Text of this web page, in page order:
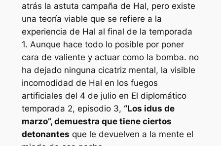
atrás la astuta campaña de Hal, pero existe
una teoría viable que se refiere a la
experiencia de Hal al final de la temporada
1. Aunque hace todo lo posible por poner
cara de valiente y actuar como la bomba. no
ha dejado ninguna cicatriz mental, la visible
incomodidad de Hal en los fuegos
artificiales del 4 de julio en El diplomático
temporada 2, episodio 3, “Los idus de
marzo”, demuestra que tiene ciertos
detonantes que le devuelven a la mente el